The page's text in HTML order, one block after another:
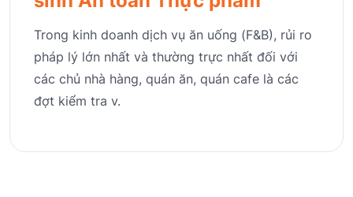
Trong kinh doanh dịch vụ ăn uống (F&B), rủi ro
pháp lý lớn nhất và thường trực nhất đối với
các chủ nhà hàng, quán ăn, quán cafe là các
đợt kiểm tra v.